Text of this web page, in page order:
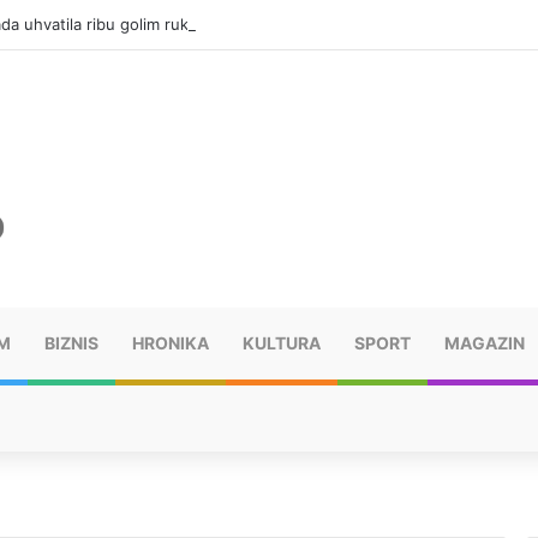
uhvatila ribu golim rukama
BIZNIS HRONIKA KULTURA SPORT MAGAZIN